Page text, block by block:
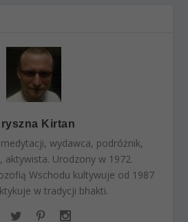
Kirtan
wydawca, podróżnik,
aktywista. Urodzony w 1972.
Wschodu kultywuje od 1987
w tradycji bhakti.